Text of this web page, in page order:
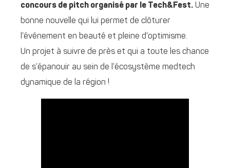
concours de pitch organisé par le Tech&Fest. Une
bonne nouvelle qui lui permet de clôturer
l’événement en beauté et pleine d’optimisme.
Un projet à suivre de près et qui a toute les chance
de s’épanouir au sein de l’écosystème medtech
dynamique de la région !